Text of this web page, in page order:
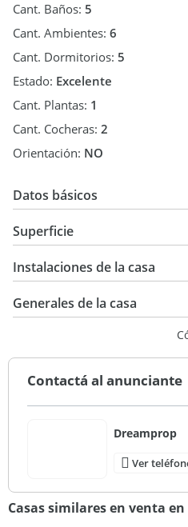
Cant. Baños: 5
Cant. Ambientes: 6
Cant. Dormitorios: 5
Estado: Excelente
Cant. Plantas: 1
Cant. Cocheras: 2
Orientación: NO
Datos básicos
USD 1.750.000
Superficie
6.135 m2
370 m2
Instalaciones de la casa
Generales de la casa
Contactá al anunciante
Dreamprop
Ver
Casas similares en venta